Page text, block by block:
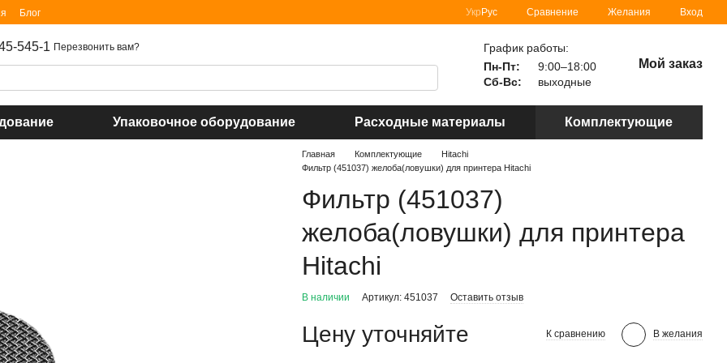
Блог Укр Рус Сравнение Желания Вход
545-1 Перезвонить вам?
График работы:
Пн-Пт:
9:00–18:00
Сб-Вс:
выходные
Мой заказ
Упаковочное оборудование Расходные материалы Комплектующие
Главная Комплектующие
Hitachi
Фильтр (451037) желоба(ловушки) для принтера Hitachi
Фильтр (451037)
желоба(ловушки) для принтера
Hitachi
В наличии Артикул: 451037 Оставить отзыв
Цену уточняйте К сравнению В желания